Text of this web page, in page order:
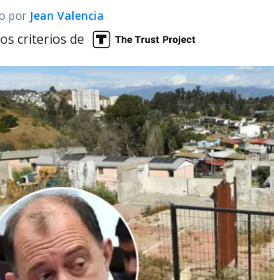
por Jean Valencia
criterios de